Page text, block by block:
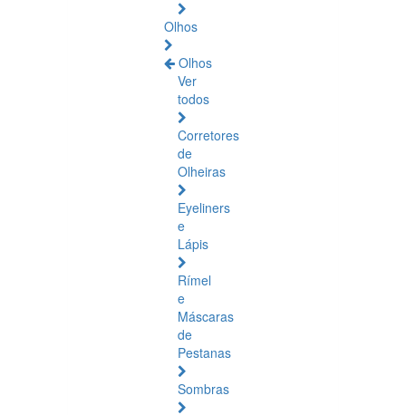
Olhos
Olhos
Ver
todos
Corretores
de
Olheiras
Eyeliners
e
Lápis
Rímel
e
Máscaras
de
Pestanas
Sombras